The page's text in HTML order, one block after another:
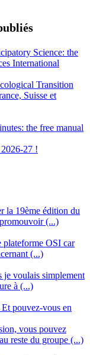
Science: the
International
Transition
Suisse et
the free manual
27 !
la 19ème édition du
(...)
plateforme OSI car
(...)
je voulais simplement
à (...)
pouvez-vous en
vous pouvez
reste du groupe (...)